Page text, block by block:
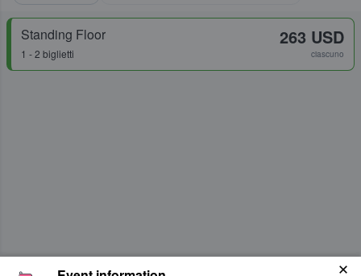
Standing Floor
1 - 2 biglietti
263 USD
ciascuno